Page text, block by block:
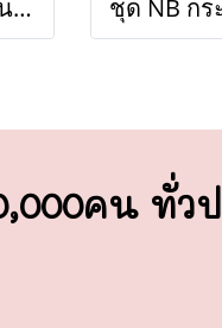
ชุด NB กระดุมหน้าแขนสั้น (ขายส่งเริ่มต้น 100 ชุด )
คน ทั่ว